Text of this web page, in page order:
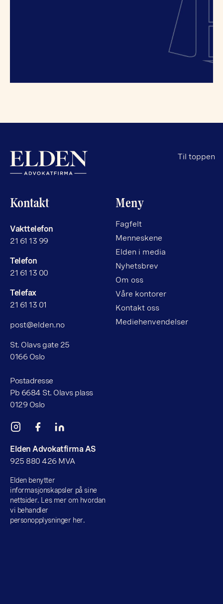
Til toppen
Kontakt
Vakttelefon
21 61 13 99
Telefon
21 61 13 00
Telefax
21 61 13 01
post@elden.no
St. Olavs gate 25
0166 Oslo
Postadresse
Pb 6684 St. Olavs plass
0129 Oslo
Elden Advokatfirma AS
925 880 426 MVA
Elden benytter
informasjonskapsler på sine
nettsider. Les mer om hvordan
vi behandler
personopplysninger her.
Meny
Fagfelt
Menneskene
Elden i media
Nyhetsbrev
Om oss
Våre kontorer
Kontakt oss
Mediehenvendelser